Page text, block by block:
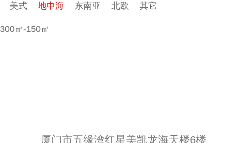
美式 地中海 东南亚 北欧 其它
300㎡-150㎡
厦门市五缘湾红星美凯龙海天楼6楼